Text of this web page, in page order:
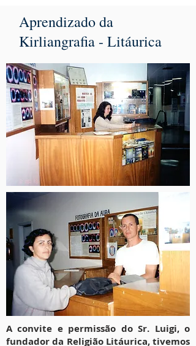
Aprendizado da
Kirliangrafia - Litáurica
A convite e permissão do Sr. Luigi, o
fundador da Religião Litáurica, tivemos